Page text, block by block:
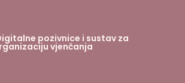
pozivnice i sustav za
vjenčanja